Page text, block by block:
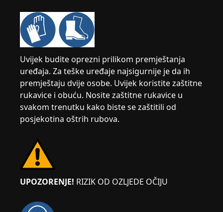
Uvijek budite oprezni prilikom premještanja
uređaja. Za teške uređaje najsigurnije je da ih
premještaju dvije osobe. Uvijek koristite zaštitne
rukavice i obuću. Nosite zaštitne rukavice u
svakom trenutku kako biste se zaštitili od
posjekotina oštrih rubova.
UPOZORENJE! RIZIK OD OZLJEDE OČIJU